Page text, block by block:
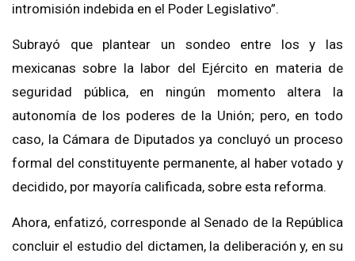
intromisión indebida en el Poder Legislativo”.
Subrayó que plantear un sondeo entre los y las
mexicanas sobre la labor del Ejército en materia de
seguridad pública, en ningún momento altera la
autonomía de los poderes de la Unión; pero, en todo
caso, la Cámara de Diputados ya concluyó un proceso
formal del constituyente permanente, al haber votado y
decidido, por mayoría calificada, sobre esta reforma.
Ahora, enfatizó, corresponde al Senado de la República
concluir el estudio del dictamen, la deliberación y, en su